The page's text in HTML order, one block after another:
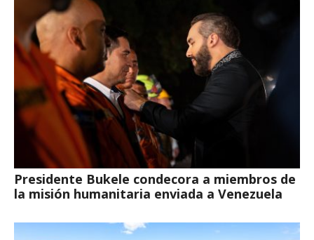
Presidente Bukele condecora a miembros de
la misión humanitaria enviada a Venezuela